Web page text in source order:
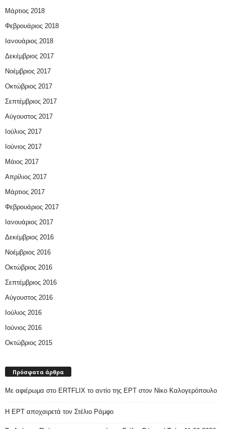
Μάρτιος 2018
Φεβρουάριος 2018
Ιανουάριος 2018
Δεκέμβριος 2017
Νοέμβριος 2017
Οκτώβριος 2017
Σεπτέμβριος 2017
Αύγουστος 2017
Ιούλιος 2017
Ιούνιος 2017
Μάιος 2017
Απρίλιος 2017
Μάρτιος 2017
Φεβρουάριος 2017
Ιανουάριος 2017
Δεκέμβριος 2016
Νοέμβριος 2016
Οκτώβριος 2016
Σεπτέμβριος 2016
Αύγουστος 2016
Ιούλιος 2016
Ιούνιος 2016
Οκτώβριος 2015
Πρόσφατα άρθρα
Με αφιέρωμα στο ERTFLIX το αντίο της ΕΡΤ στον Νίκο Καλογερόπουλο
Η ΕΡΤ αποχαιρετά τον Στέλιο Ράμφο